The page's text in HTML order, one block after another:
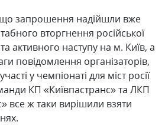
запрошення надійшли вже
вторгнення російської
активного наступу на м. Київ, а
повідомлення організаторів,
у чемпіонаті для міст росії
КП «Київпастранс» та ЛКП
все ж таки вирішили взяти